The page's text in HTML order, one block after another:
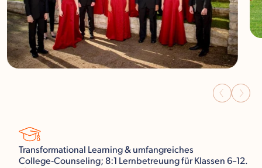
Transformational Learning & umfangreiches
College‑Counseling; 8:1 Lernbetreuung für Klassen 6–12.